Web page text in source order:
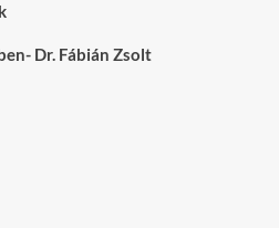
Dr. Fábián Zsolt